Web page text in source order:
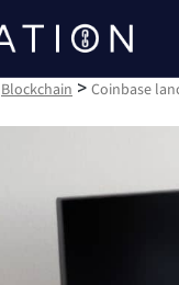
Blockchain > Coinbase